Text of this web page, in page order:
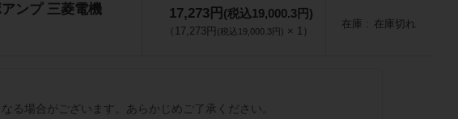
ンプ 三菱電機 17,273円 (税込19,000.3円)
（ 17,273円 (税込19,000.3円) × 1）
在庫 在庫切れ
場合がございます。あらかじめご了承ください。